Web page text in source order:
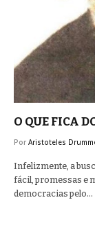
O QUE FICA
Por Aristoteles
Infelizmente, a
fácil, promessas e
democracias pelo…